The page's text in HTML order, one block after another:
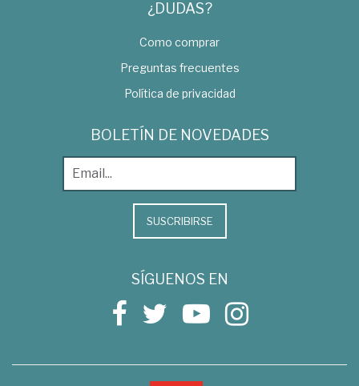
¿DUDAS?
Como comprar
Preguntas frecuentes
Política de privacidad
BOLETÍN DE NOVEDADES
SUSCRIBIRSE
SÍGUENOS EN